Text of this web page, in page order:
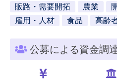
販路・需要開拓
農業
雇用・人材
食品 高齢
公募による資金調